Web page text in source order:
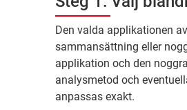
Den valda applikationen
sammansättning eller
applikation och den
analysmetod och
anpassas exakt.